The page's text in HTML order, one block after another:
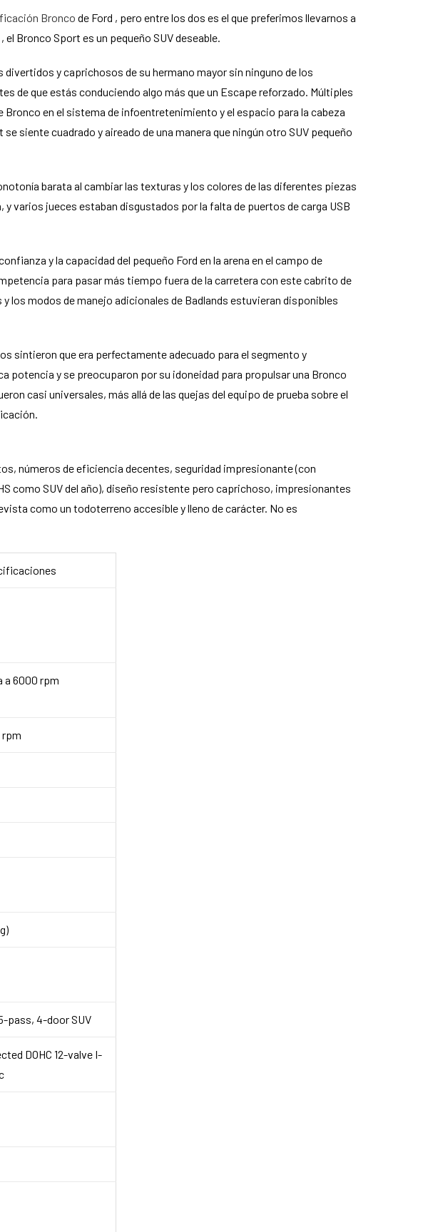
Bronco de Ford , pero entre los dos es el que preferimos llevarnos a
, el Bronco Sport es un pequeño SUV deseable.
y caprichosos de su hermano mayor sin ninguno de los
de que estás conduciendo algo más que un Escape reforzado. Múltiples
en el sistema de infoentretenimiento y el espacio para la cabeza
siente cuadrado y aireado de una manera que ningún otro SUV pequeño
barata al cambiar las texturas y los colores de las diferentes piezas
varios jueces estaban disgustados por la falta de puertos de carga USB
y la capacidad del pequeño Ford en la arena en el campo de
para pasar más tiempo fuera de la carretera con este cabrito de
los modos de manejo adicionales de Badlands estuvieran disponibles
sintieron que era perfectamente adecuado para el segmento y
y se preocuparon por su idoneidad para propulsar una Bronco
casi universales, más allá de las quejas del equipo de prueba sobre el
números de eficiencia decentes, seguridad impresionante (con
como SUV del año), diseño resistente pero caprichoso, impresionantes
como un todoterreno accesible y lleno de carácter. No es
a 6000 rpm
rpm
pass, 4-door SUV
DOHC 12-valve I-